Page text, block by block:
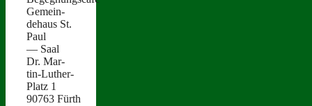
Gemein­
de­haus St.
Paul
— Saal
Dr. Mar­
tin-Luther-
Platz 1
90763 Fürth